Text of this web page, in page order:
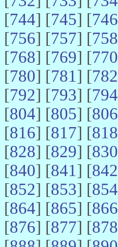
[744] [745] [746
[756] [757] [758
[768] [769] [770
[780] [781] [782
[792] [793] [794
[804] [805] [806
[816] [817] [818
[828] [829] [830
[840] [841] [842
[852] [853] [854
[864] [865] [866
[876] [877] [878